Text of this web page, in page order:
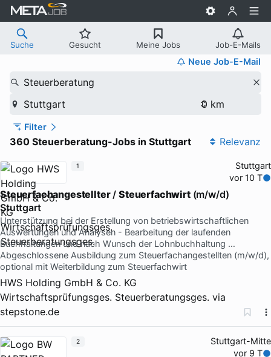
Suche Gesucht Meine Jobs Job-E-Mails
Neue Job-E-Mail
Steuerberatung
Stuttgart
Filter
360 Steuerberatung-Jobs in Stuttgart Relevanz
Stuttgart
vor 10 T
Steuerfachangestellter/Steuerfachwirt(m/w/d)
Stuttgart
Unterstützung bei der Erstellung von betriebswirtschaftlichen
Auswertungen und Analysen - Bearbeitung der laufenden
Buchhaltungen und nach Wunsch der Lohnbuchhaltung …
Abgeschlossene Ausbildung zum Steuerfachangestellten (m/w/d),
optional mit Weiterbildung zum Steuerfachwirt
HWS Holding GmbH & Co. KG
Wirtschaftsprüfungsges. Steuerberatungsges. via
stepstone.de
1
Stuttgart-Mitte
vor 9 T
2